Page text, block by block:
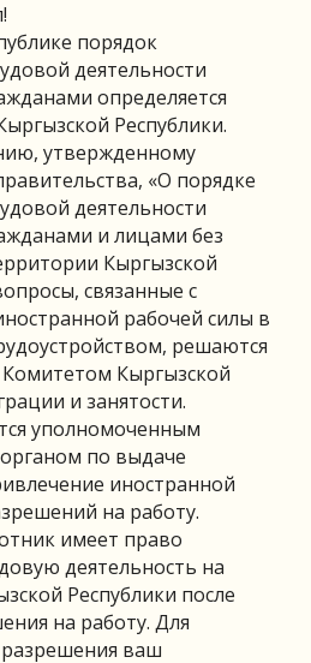
порядок
деятельности
определяется
Республики.
утвержденному
«О порядке
деятельности
и лицами без
Кыргызской
связанные с
рабочей силы в
решаются
Кыргызской
и занятости.
уполномоченным
по выдаче
иностранной
на работу.
имеет право
деятельность на
Республики после
на работу. Для
разрешения ваш